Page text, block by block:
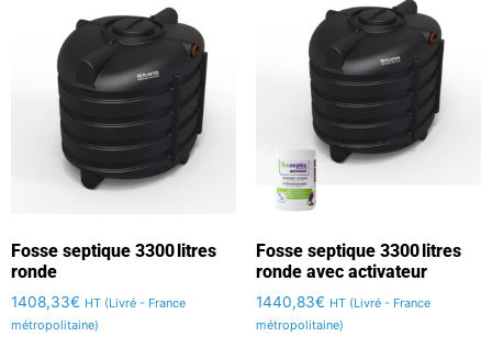
Fosse septique 3300 litres
ronde
1408,33€ HT (Livré - France
métropolitaine)
Fosse septique 3300 litres
ronde avec activateur
1440,83€ HT (Livré - France
métropolitaine)